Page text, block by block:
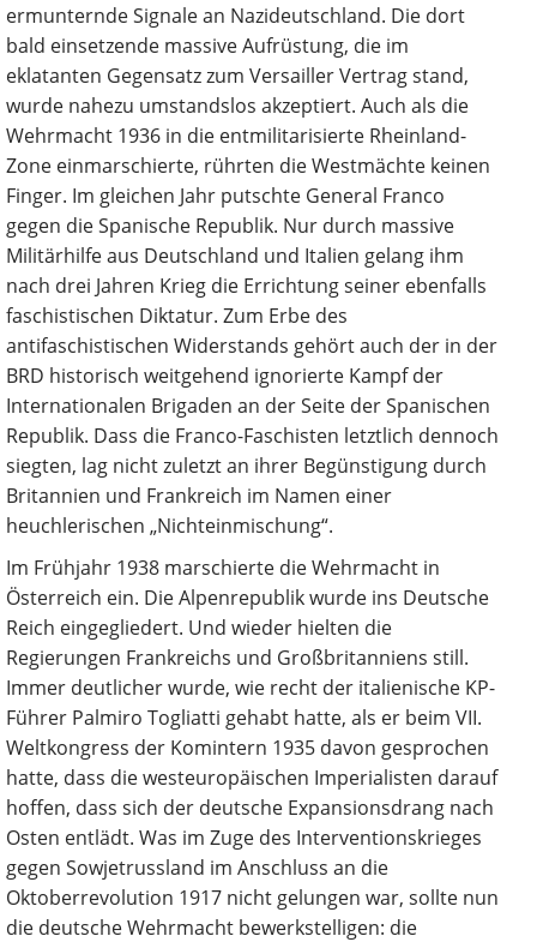
ermunternde Signale an Nazideutschland. Die dort
bald einsetzende massive Aufrüstung, die im
eklatanten Gegensatz zum Versailler Vertrag stand,
wurde nahezu umstandslos akzeptiert. Auch als die
Wehrmacht 1936 in die entmilitarisierte Rheinland-
Zone einmarschierte, rührten die Westmächte keinen
Finger. Im gleichen Jahr putschte General Franco
gegen die Spanische Republik. Nur durch massive
Militärhilfe aus Deutschland und Italien gelang ihm
nach drei Jahren Krieg die Errichtung seiner ebenfalls
faschistischen Diktatur. Zum Erbe des
antifaschistischen Widerstands gehört auch der in der
BRD historisch weitgehend ignorierte Kampf der
Internationalen Brigaden an der Seite der Spanischen
Republik. Dass die Franco-Faschisten letztlich dennoch
siegten, lag nicht zuletzt an ihrer Begünstigung durch
Britannien und Frankreich im Namen einer
heuchlerischen „Nichteinmischung“.
Im Frühjahr 1938 marschierte die Wehrmacht in
Österreich ein. Die Alpenrepublik wurde ins Deutsche
Reich eingegliedert. Und wieder hielten die
Regierungen Frankreichs und Großbritanniens still.
Immer deutlicher wurde, wie recht der italienische KP-
Führer Palmiro Togliatti gehabt hatte, als er beim VII.
Weltkongress der Komintern 1935 davon gesprochen
hatte, dass die westeuropäischen Imperialisten darauf
hoffen, dass sich der deutsche Expansionsdrang nach
Osten entlädt. Was im Zuge des Interventionskrieges
gegen Sowjetrussland im Anschluss an die
Oktoberrevolution 1917 nicht gelungen war, sollte nun
die deutsche Wehrmacht bewerkstelligen: die